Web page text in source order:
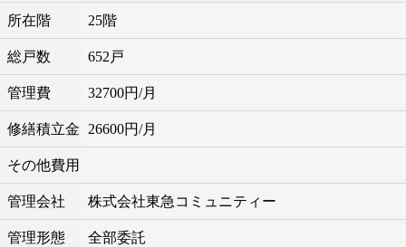
所在階 25階
総戸数 652戸
管理費 32700円/月
修繕積立金 26600円/月
その他費用
管理会社 株式会社東急コミュニティー
管理形態 全部委託